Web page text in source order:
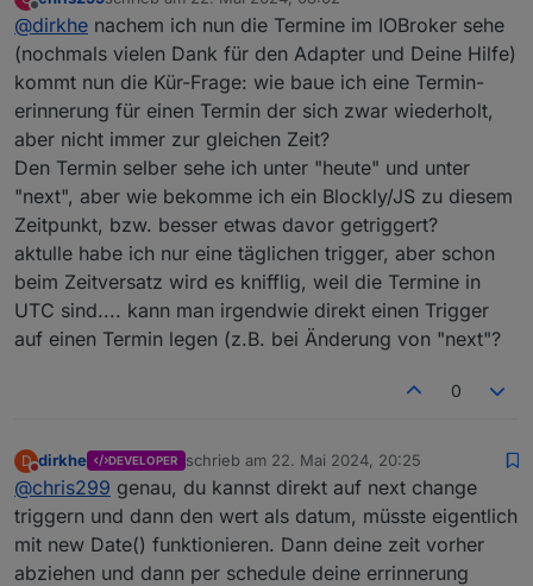
schon 2 Lösungsvorschläge gemacht, die wurden aber
ignoriert.
Sollte in der 1.3.7 gefixt sein. Das Logging habe ich auch
ein bisschen angepasst
keine Warnung mehr gab. Allerdings wurde das
passwort dadurch nicht mehr gespeichert.
Die Diskussion habe ich mit den Admin Entwickler schon
mal geführt. Die Idee ist, dass Passwörter encrypted
gespeichert werden sollen. So gut so richtig, nur gibt es
keine Lösung, wenn die Anzahl Passwörter dynamisch
ist. Wenn es genau ein Passort gibt geht deren Lösung,
schon 2 Lösungsvorschläge gemacht, die wurden aber
ignoriert.
Sollte in der 1.3.7 gefixt sein. Das Logging habe ich auch
ein bisschen angepasst
Offline zuletzt editiert von
@dirkhe nachem ich nun die Termine im IOBroker sehe
(nochmals vielen Dank für den Adapter und Deine Hilfe)
kommt nun die Kür-Frage: wie baue ich eine Termin-
erinnerung für einen Termin der sich zwar wiederholt,
aber nicht immer zur gleichen Zeit?
Den Termin selber sehe ich unter "heute" und unter
"next", aber wie bekomme ich ein Blockly/JS zu diesem
Zeitpunkt, bzw. besser etwas davor getriggert?
aktulle habe ich nur eine täglichen trigger, aber schon
beim Zeitversatz wird es knifflig, weil die Termine in
UTC sind.... kann man irgendwie direkt einen Trigger
auf einen Termin legen (z.B. bei Änderung von "next"?
0
D
Nicht stören
dirkhe DEVELOPER schrieb am 22. Mai 2024, 20:25
zuletzt editiert von
@chris299 genau, du kannst direkt auf next change
triggern und dann den wert als datum, müsste eigentlich
mit new Date() funktionieren. Dann deine zeit vorher
abziehen und dann per schedule deine errinnerung